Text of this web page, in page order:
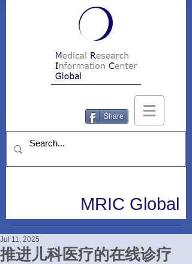
Share
MRIC Global
推进儿科医疗的在线诊疗
Jul 11, 2025